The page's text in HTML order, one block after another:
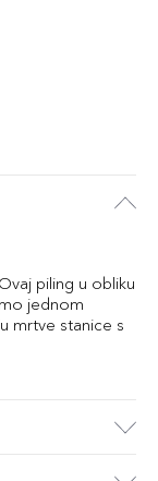
piling u obliku
jednom
mrtve stanice s